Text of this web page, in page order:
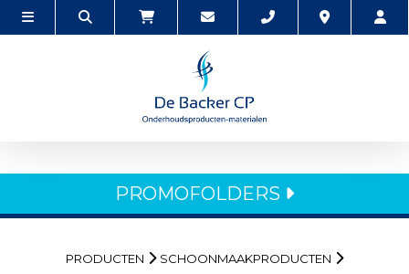
PROMOFOLDERS
PRODUCTEN
SCHOONMAAKPRODUCTEN